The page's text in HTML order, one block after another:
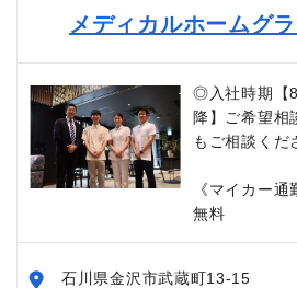
メディカルホームグ
◎入社時期【
降】ご希望相
もご相談くだ
《マイカー
無料
石川県金沢市武蔵町13-15